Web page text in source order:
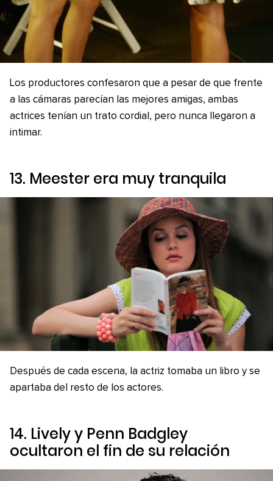
Los productores confesaron que a pesar de que frente
a las cámaras parecían las mejores amigas, ambas
actrices tenían un trato cordial, pero nunca llegaron a
intimar.
13. Meester era muy tranquila
Después de cada escena, la actriz tomaba un libro y se
apartaba del resto de los actores.
14. Lively y Penn Badgley
ocultaron el fin de su relación